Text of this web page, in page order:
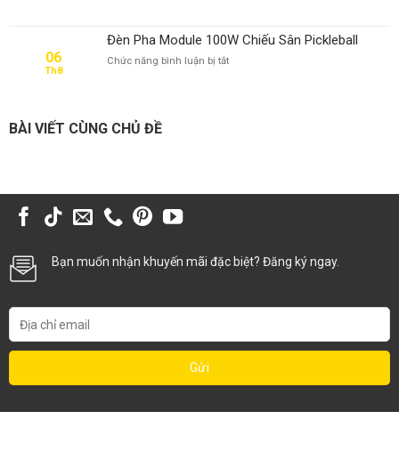
100W
Cho
06
Th8
Đèn Pha Module 100W Chiếu Sân Pickleball
Chức năng bình luận bị tắtở
BÀI VIẾT CÙNG CHỦ ĐỀ
Bạn muốn nhận khuyến mãi đặc biệt? Đăng ký ngay.